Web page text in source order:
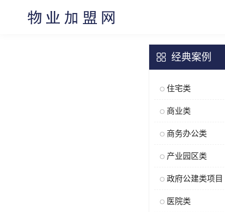
经典案例
住宅类
商业类
商务办公类
产业园区类
政府公建类项目
医院类